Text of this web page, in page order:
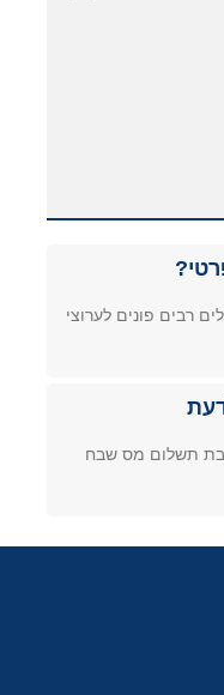
רבים פונים לערוצי
תשלום מס שבח